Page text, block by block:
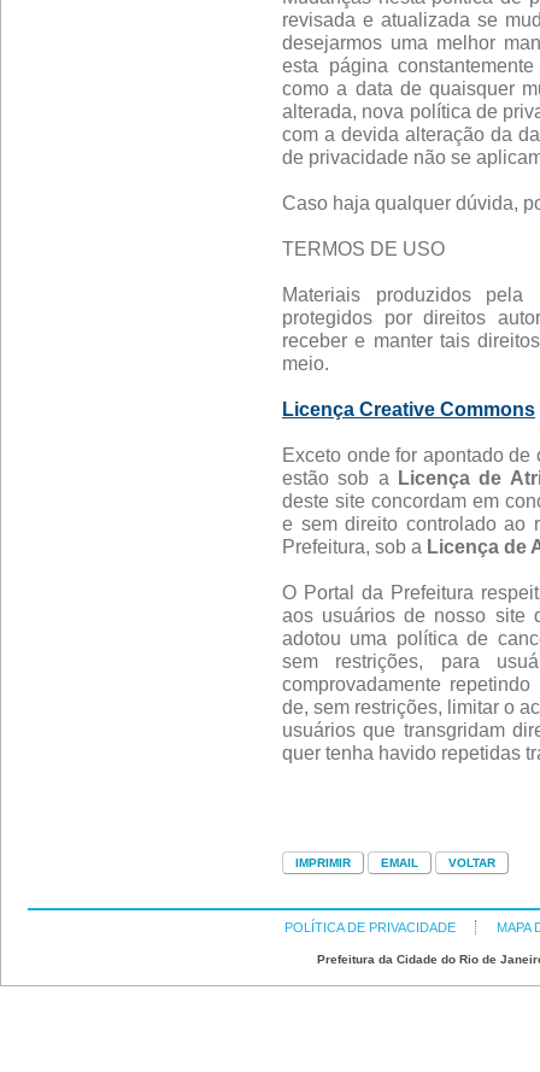
revisada e atualizada se
desejarmos uma melhor
esta página
como a data de quaisquer
alterada, nova política de
com a devida alteração da
de privacidade não se
Caso haja qualquer dúvida,
TERMOS DE USO
Materiais produzidos
protegidos por direitos
receber e manter tais
meio.
Licença Creative Commons
Exceto onde for apontado de
estão sob a Licença de
deste site concordam em
e sem direito controlado ao
Prefeitura, sob a Licença de
O Portal da Prefeitura
aos usuários de nosso site
adotou uma política de
sem restrições, para
comprovadamente
de, sem restrições, limitar o
usuários que transgridam
quer tenha havido repetidas
POLÍTICA DE PRIVACIDADE MAPA
Prefeitura da Cidade do Rio de